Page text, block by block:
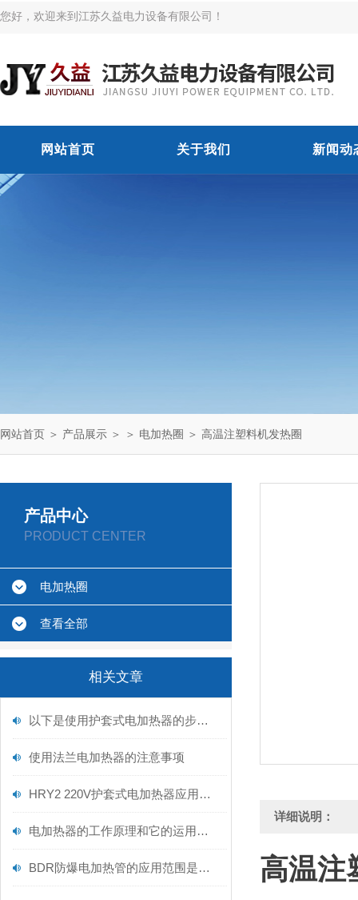
您好，欢迎来到江苏久益电力设备有限公司！
网站首页 关于我们 新闻动
网站首页 ＞ 产品展示 ＞ ＞ 电加热圈 ＞ 高温注塑料机发热圈
产品中心
PRODUCT CENTER
电加热圈
查看全部
相关文章
以下是使用护套式电加热器的步骤和注意事项
使用法兰电加热器的注意事项
HRY2 220V护套式电加热器应用解读
电加热器的工作原理和它的运用范围
BDR防爆电加热管的应用范围是尤为广泛的
详细说明：
高温注